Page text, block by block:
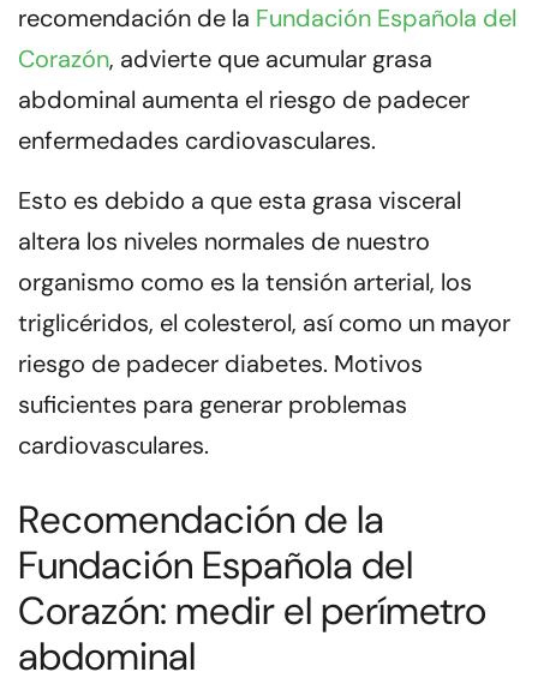
recomendación de la Fundación Española del
Corazón, advierte que acumular grasa
abdominal aumenta el riesgo de padecer
enfermedades cardiovasculares.
Esto es debido a que esta grasa visceral
altera los niveles normales de nuestro
organismo como es la tensión arterial, los
triglicéridos, el colesterol, así como un mayor
riesgo de padecer diabetes. Motivos
suficientes para generar problemas
cardiovasculares.
Recomendación de la
Fundación Española del
Corazón: medir el perímetro
abdominal